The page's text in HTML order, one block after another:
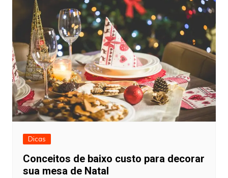
Dicas
Conceitos de baixo custo para decorar
sua mesa de Natal